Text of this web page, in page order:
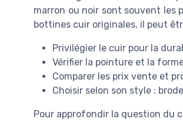
marron ou noir sont souvent les
bottines cuir originales, il peut
Privilégier le cuir pour la
Vérifier la pointure et la
Comparer les prix vente et
Choisir selon son style :
Pour approfondir la question du